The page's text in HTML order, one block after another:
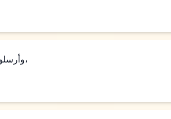
وأرسلوا كلمة إلى يوسف، قائلين: "قبل أن يموت أبوك أوصى قائلاً،